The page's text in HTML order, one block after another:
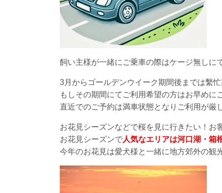
飼い主様が一緒にご乗車の際はケージ無しに
3月からゴールデンウイーク期間後までは繫忙
もしその期間にてご利用希望の方はお早めに
直近でのご予約は満車状態となりご利用が厳
お花見シーズンなどで桜を見に行きたい！お
お花見シーズンで人気なエリアは河口湖・箱
今年のお花見は愛犬様と一緒に地方郊外の観